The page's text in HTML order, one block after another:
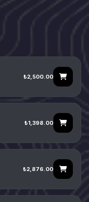
₺2,500.00
₺1,398.00
₺2,876.00